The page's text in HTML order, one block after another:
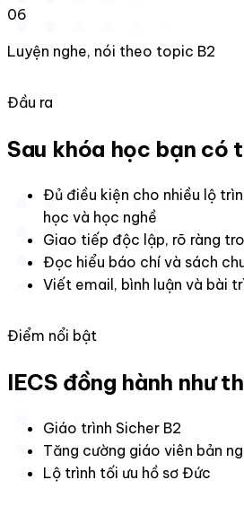
06
Luyện nghe, nói theo topic B2
Đầu ra
Sau khóa học bạn có
Đủ điều kiện cho nhiều lộ
học và học nghề
Giao tiếp độc lập, rõ ràng
Đọc hiểu báo chí và sách
Viết email, bình luận và bài
Điểm nổi bật
IECS đồng hành như
Giáo trình Sicher B2
Tăng cường giáo viên bản
Lộ trình tối ưu hồ sơ Đức